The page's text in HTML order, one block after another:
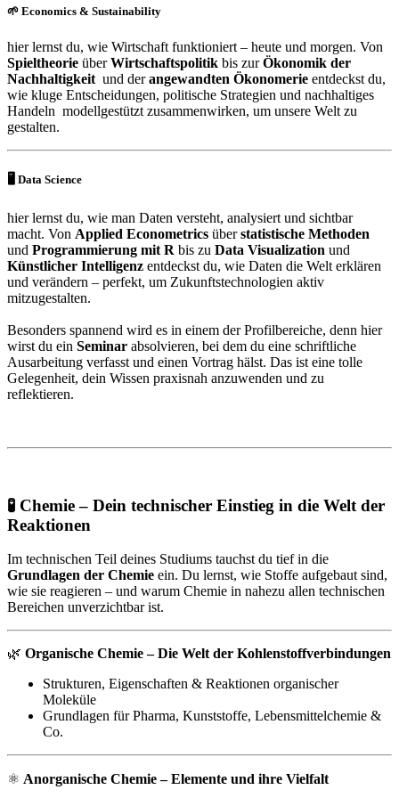
🌱 Economics & Sustainability
hier lernst du, wie Wirtschaft funktioniert – heute und morgen. Von
Spieltheorie überWirtschaftspolitik bis zurÖkonomik der
Nachhaltigkeit und derangewandten Ökonomerie entdeckst du,
wie kluge Entscheidungen, politische Strategien und nachhaltiges
Handeln modellgestützt zusammenwirken, um unsere Welt zu
gestalten.
🖥️ Data Science
hier lernst du, wie man Daten versteht, analysiert und sichtbar
macht. Von Applied Econometrics überstatistische Methoden
und Programmierung mit R bis zu Data Visualization und
Künstlicher Intelligenz entdeckst du, wie Daten die Welt erklären
und verändern – perfekt, um Zukunftstechnologien aktiv
mitzugestalten.
Besonders spannend wird es in einem der Profilbereiche, denn hier
wirst du ein Seminar absolvieren, bei dem du eine schriftliche
Ausarbeitung verfasst und einen Vortrag hälst. Das ist eine tolle
Gelegenheit, dein Wissen praxisnah anzuwenden und zu
reflektieren.
🧪 Chemie – Dein technischer Einstieg in die Welt der
Reaktionen
Im technischen Teil deines Studiums tauchst du tief in die
Grundlagen der Chemie ein. Du lernst, wie Stoffe aufgebaut sind,
wie sie reagieren – und warum Chemie in nahezu allen technischen
Bereichen unverzichtbar ist.
🌿 Organische Chemie – Die Welt der Kohlenstoffverbindungen
Strukturen, Eigenschaften & Reaktionen organischer
Moleküle
Grundlagen für Pharma, Kunststoffe, Lebensmittelchemie &
Co.
⚛️ Anorganische Chemie – Elemente und ihre Vielfalt